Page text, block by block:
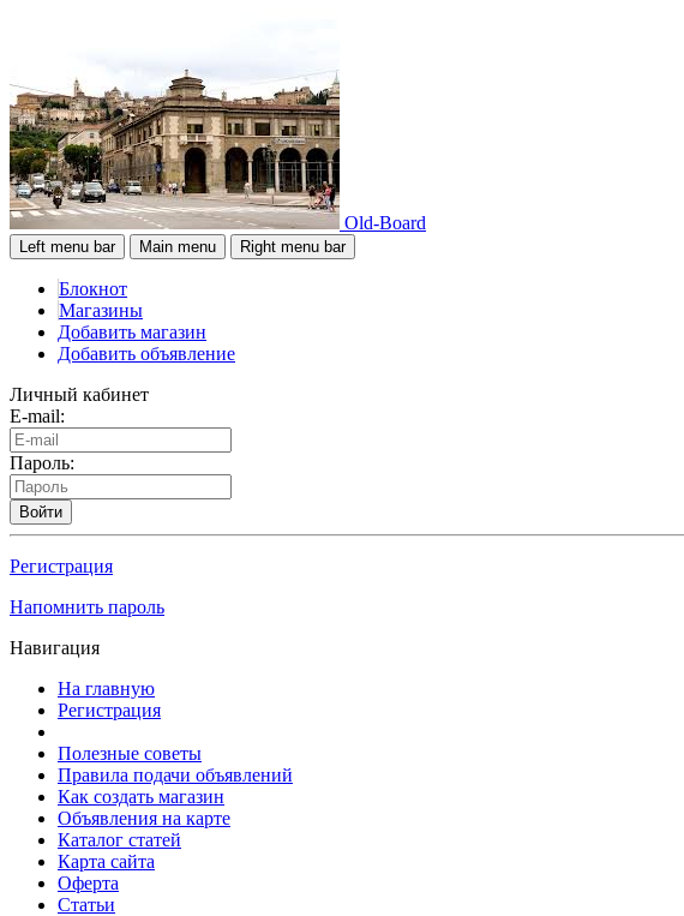
Old-Board
Left menu bar Main menu Right menu bar
Блокнот
Магазины
Добавить магазин
Добавить объявление
Личный кабинет
E-mail:
Пароль:
Войти
Регистрация
Напомнить пароль
Навигация
На главную
Регистрация
Полезные советы
Правила подачи объявлений
Как создать магазин
Объявления на карте
Каталог статей
Карта сайта
Оферта
Статьи